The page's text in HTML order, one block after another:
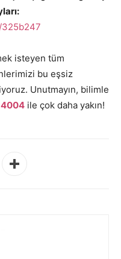
isteyen tüm
bu eşsiz
Unutmayın, bilimle
4004 ile çok daha yakın!